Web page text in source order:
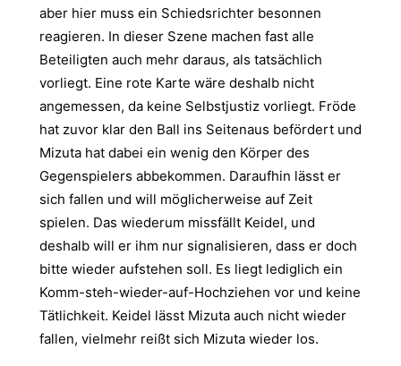
aber hier muss ein Schiedsrichter besonnen
reagieren. In dieser Szene machen fast alle
Beteiligten auch mehr daraus, als tatsächlich
vorliegt. Eine rote Karte wäre deshalb nicht
angemessen, da keine Selbstjustiz vorliegt. Fröde
hat zuvor klar den Ball ins Seitenaus befördert und
Mizuta hat dabei ein wenig den Körper des
Gegenspielers abbekommen. Daraufhin lässt er
sich fallen und will möglicherweise auf Zeit
spielen. Das wiederum missfällt Keidel, und
deshalb will er ihm nur signalisieren, dass er doch
bitte wieder aufstehen soll. Es liegt lediglich ein
Komm-steh-wieder-auf-Hochziehen vor und keine
Tätlichkeit. Keidel lässt Mizuta auch nicht wieder
fallen, vielmehr reißt sich Mizuta wieder los.